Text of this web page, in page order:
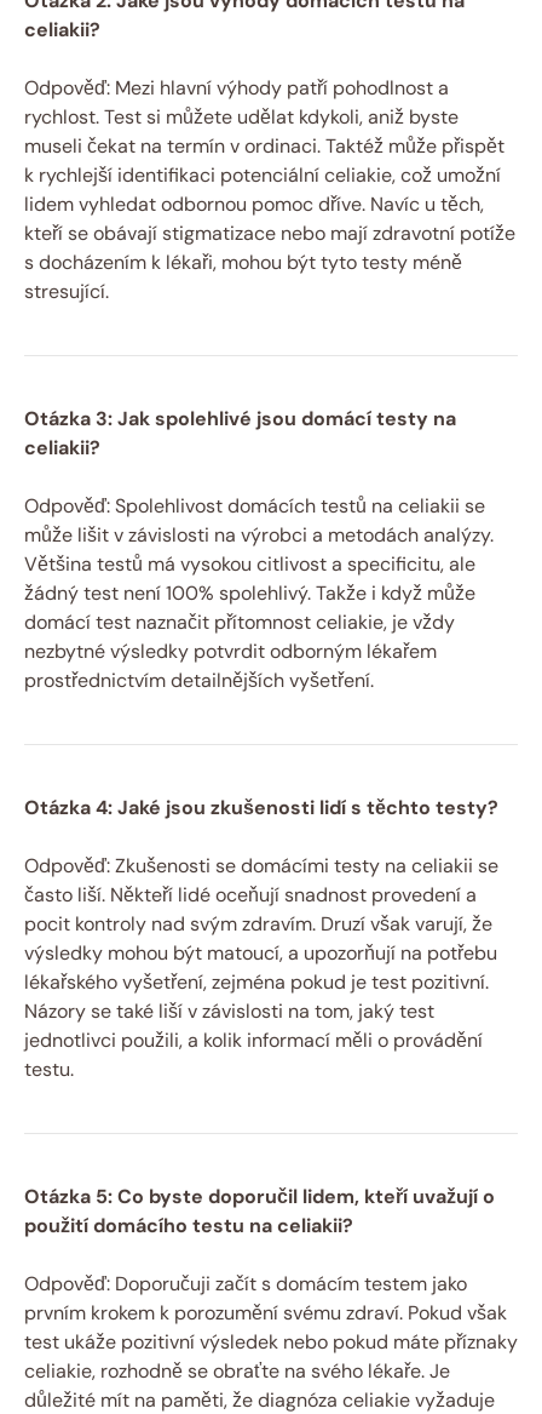
celiakii?
Odpověď: Mezi hlavní výhody patří pohodlnost a
rychlost. Test si můžete udělat kdykoli, aniž byste
museli čekat na termín v ordinaci. Taktéž může přispět
k rychlejší identifikaci potenciální celiakie, což umožní
lidem vyhledat odbornou pomoc dříve. Navíc u těch,
kteří se obávají stigmatizace nebo mají zdravotní potíže
s docházením k lékaři, mohou být tyto testy méně
stresující.
Otázka 3: Jak spolehlivé jsou domácí testy na
celiakii?
Odpověď: Spolehlivost domácích testů na celiakii se
může lišit v závislosti na výrobci a metodách analýzy.
Většina testů má vysokou citlivost a specificitu, ale
žádný test není 100% spolehlivý. Takže i když může
domácí test naznačit přítomnost celiakie, je vždy
nezbytné výsledky potvrdit odborným lékařem
prostřednictvím detailnějších vyšetření.
Otázka 4: Jaké jsou zkušenosti lidí s těchto testy?
Odpověď: Zkušenosti se domácími testy na celiakii se
často liší. Někteří lidé oceňují snadnost provedení a
pocit kontroly nad svým zdravím. Druzí však varují, že
výsledky mohou být matoucí, a upozorňují na potřebu
lékařského vyšetření, zejména pokud je test pozitivní.
Názory se také liší v závislosti na tom, jaký test
jednotlivci použili, a kolik informací měli o provádění
testu.
Otázka 5: Co byste doporučil lidem, kteří uvažují o
použití domácího testu na celiakii?
Odpověď: Doporučuji začít s domácím testem jako
prvním krokem k porozumění svému zdraví. Pokud však
test ukáže pozitivní výsledek nebo pokud máte příznaky
celiakie, rozhodně se obraťte na svého lékaře. Je
důležité mít na paměti, že diagnóza celiakie vyžaduje